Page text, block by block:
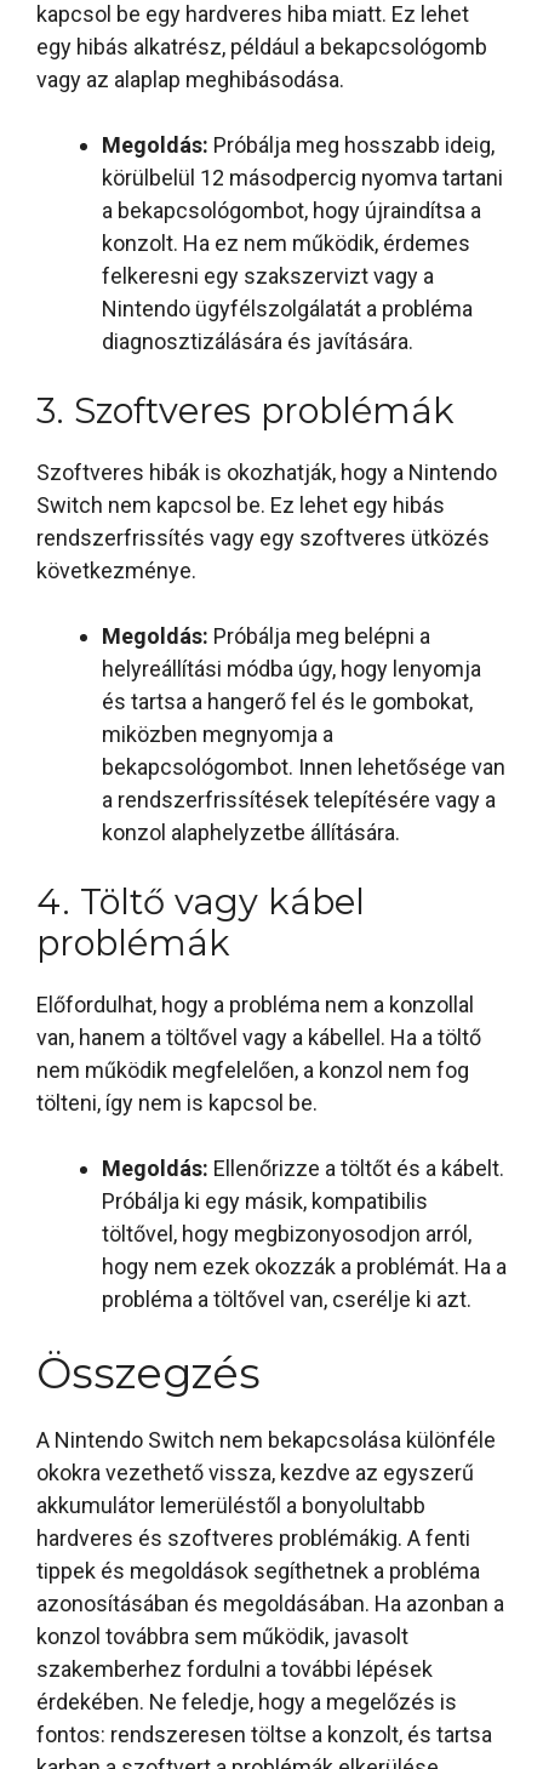
kapcsol be egy hardveres hiba miatt. Ez lehet
egy hibás alkatrész, például a bekapcsológomb
vagy az alaplap meghibásodása.
Megoldás: Próbálja meg hosszabb ideig,
körülbelül 12 másodpercig nyomva tartani
a bekapcsológombot, hogy újraindítsa a
konzolt. Ha ez nem működik, érdemes
felkeresni egy szakszervizt vagy a
Nintendo ügyfélszolgálatát a probléma
diagnosztizálására és javítására.
3. Szoftveres problémák
Szoftveres hibák is okozhatják, hogy a Nintendo
Switch nem kapcsol be. Ez lehet egy hibás
rendszerfrissítés vagy egy szoftveres ütközés
következménye.
Megoldás: Próbálja meg belépni a
helyreállítási módba úgy, hogy lenyomja
és tartsa a hangerő fel és le gombokat,
miközben megnyomja a
bekapcsológombot. Innen lehetősége van
a rendszerfrissítések telepítésére vagy a
konzol alaphelyzetbe állítására.
4. Töltő vagy kábel
problémák
Előfordulhat, hogy a probléma nem a konzollal
van, hanem a töltővel vagy a kábellel. Ha a töltő
nem működik megfelelően, a konzol nem fog
tölteni, így nem is kapcsol be.
Megoldás: Ellenőrizze a töltőt és a kábelt.
Próbálja ki egy másik, kompatibilis
töltővel, hogy megbizonyosodjon arról,
hogy nem ezek okozzák a problémát. Ha a
probléma a töltővel van, cserélje ki azt.
Összegzés
A Nintendo Switch nem bekapcsolása különféle
okokra vezethető vissza, kezdve az egyszerű
akkumulátor lemerüléstől a bonyolultabb
hardveres és szoftveres problémákig. A fenti
tippek és megoldások segíthetnek a probléma
azonosításában és megoldásában. Ha azonban a
konzol továbbra sem működik, javasolt
szakemberhez fordulni a további lépések
érdekében. Ne feledje, hogy a megelőzés is
fontos: rendszeresen töltse a konzolt, és tartsa